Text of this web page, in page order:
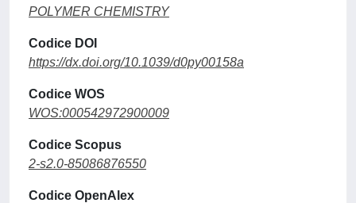
POLYMER CHEMISTRY
Codice DOI
https://dx.doi.org/10.1039/d0py00158a
Codice WOS
WOS:000542972900009
Codice Scopus
2-s2.0-85086876550
Codice OpenAlex